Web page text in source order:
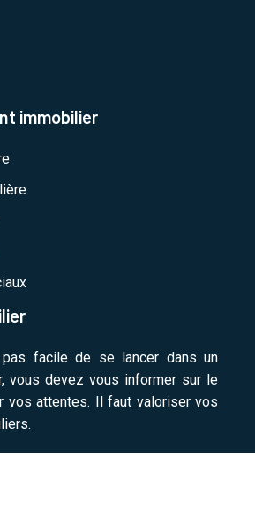
immobilier
pas facile de se lancer dans un
vous devez vous informer sur le
vos attentes. Il faut valoriser vos